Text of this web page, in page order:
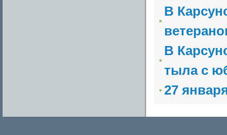
В
В
тыла с
27